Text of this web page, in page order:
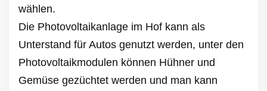
wählen.
Die Photovoltaikanlage im Hof ​​kann als
Unterstand für Autos genutzt werden, unter den
Photovoltaikmodulen können Hühner und
Gemüse gezüchtet werden und man kann